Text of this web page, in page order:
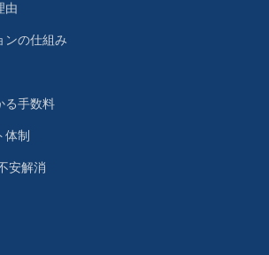
由
ンの仕組み
る手数料
体制
安解消